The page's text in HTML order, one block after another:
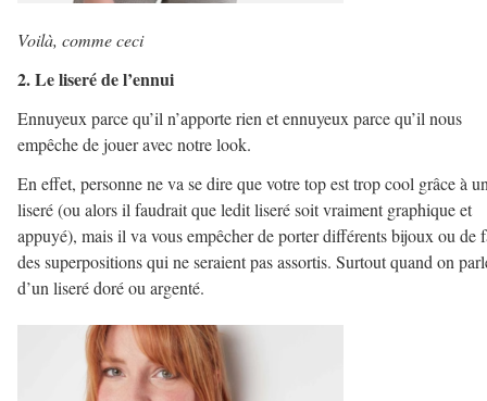
Voilà, comme ceci
2. Le liseré de l’ennui
Ennuyeux parce qu’il n’apporte rien et ennuyeux parce qu’il nous
empêche de jouer avec notre look.
En effet, personne ne va se dire que votre top est trop cool grâce à
liseré (ou alors il faudrait que ledit liseré soit vraiment graphique et
appuyé), mais il va vous empêcher de porter différents bijoux ou de
des superpositions qui ne seraient pas assortis. Surtout quand on
d’un liseré doré ou argenté.